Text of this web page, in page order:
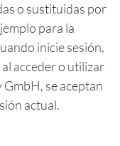
o sustituidas por
para la
inicie sesión,
acceder o utilizar
se aceptan
actual.